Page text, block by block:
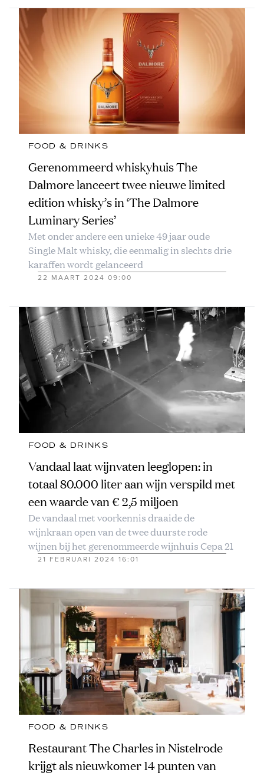
FOOD & DRINKS
Gerenommeerd whiskyhuis The
Dalmore lanceert twee nieuwe limited
edition whisky’s in ‘The Dalmore
Luminary Series’
Met onder andere een unieke 49 jaar oude
Single Malt whisky, die eenmalig in slechts drie
karaffen wordt gelanceerd
22 MAART 2024 09:00
FOOD & DRINKS
Vandaal laat wijnvaten leeglopen: in
totaal 80.000 liter aan wijn verspild met
een waarde van € 2,5 miljoen
De vandaal met voorkennis draaide de
wijnkraan open van de twee duurste rode
wijnen bij het gerenommeerde wijnhuis Cepa 21
21 FEBRUARI 2024 16:01
FOOD & DRINKS
Restaurant The Charles in Nistelrode
krijgt als nieuwkomer 14 punten van